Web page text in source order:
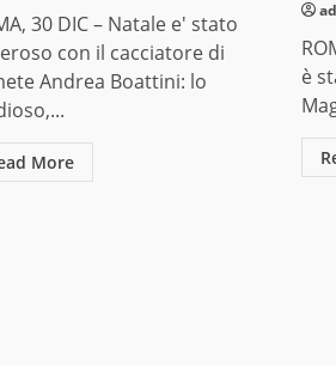
30 DIC – Natale e' stato
con il cacciatore di
Andrea Boattini: lo
More
è